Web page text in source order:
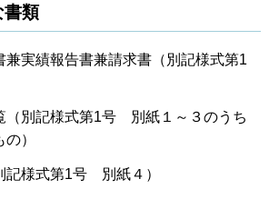
書類
兼実績報告書兼請求書（別記様式第1
（別記様式第1号 別紙１～３のうち
）
記様式第1号 別紙４）